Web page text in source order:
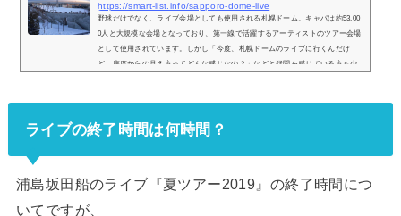
https://smart-list.info/sapporo-dome-live
野球だけでなく、ライブ会場としても使用される札幌ドーム。キャパは約53,00
0人と大規模な会場となっており、第一線で活躍するアーティストのツアー会場
として使用されています。しかし「今度、札幌ドームのライブに行くんだけ
ど、座席からの見え方ってどんな感じなの？」などと疑問を感じている方も少
は以下...
ライブの終了時間は何時間？
浦島坂田船のライブ『夏ツアー2019』の終了時間につ
いてですが、